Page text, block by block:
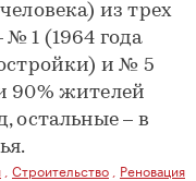
из трех
1 (1964 года
и № 5
90% жителей
остальные – в
Строительство Реновация